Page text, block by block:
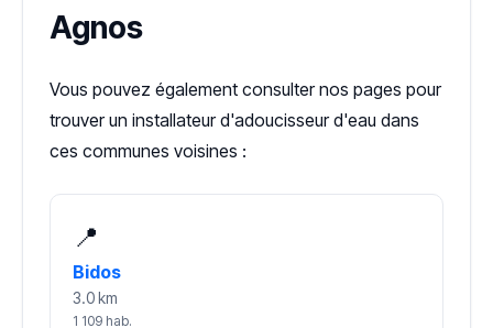
Agnos
Vous pouvez également consulter nos pages pour
trouver un installateur d'adoucisseur d'eau dans
ces communes voisines :
📍
Bidos
3.0 km
1 109 hab.